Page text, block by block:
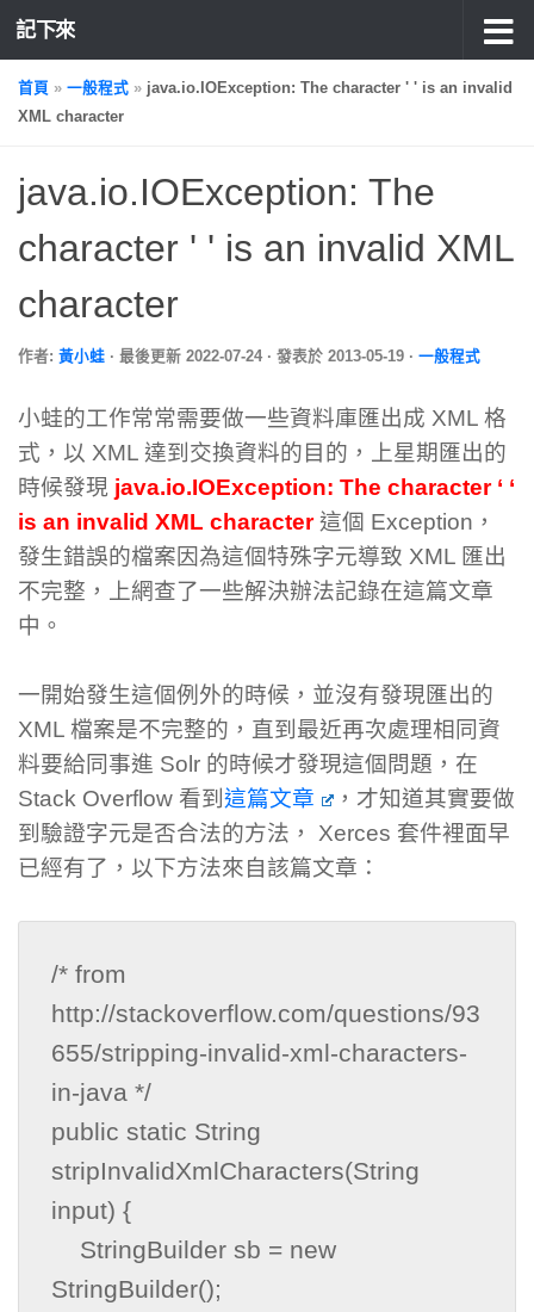
記下來
首頁 » 一般程式 » java.io.IOException: The character ' ' is an invalid
XML character
java.io.IOException: The
character ' ' is an invalid XML
character
作者: 黃小蛙 · 最後更新 2022-07-24 · 發表於 2013-05-19 · 一般程式
小蛙的工作常常需要做一些資料庫匯出成 XML 格
式，以 XML 達到交換資料的目的，上星期匯出的
時候發現 java.io.IOException: The character ‘ ‘
is an invalid XML character這個 Exception，
發生錯誤的檔案因為這個特殊字元導致 XML 匯出
不完整，上網查了一些解決辦法記錄在這篇文章
中。
一開始發生這個例外的時候，並沒有發現匯出的
XML 檔案是不完整的，直到最近再次處理相同資
料要給同事進 Solr 的時候才發現這個問題，在
Stack Overflow 看到 這篇文章
，才知道其實要做
到驗證字元是否合法的方法， Xerces 套件裡面早
已經有了，以下方法來自該篇文章：
/* from
http://stackoverflow.com/questions/93
655/stripping-invalid-xml-characters-
in-java */
public static String
stripInvalidXmlCharacters(String
input) {
StringBuilder();